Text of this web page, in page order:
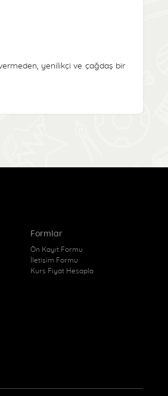
yenilikçi ve çağdaş bir
Formlar
Ön Kayıt Formu
İletişim Formu
Kurs Fiyat Hesapla